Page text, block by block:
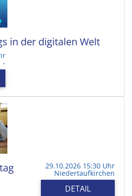
in der digitalen Welt
-
29.10.2026 15:30 Uhr
Niedertaufkirchen
DETAIL